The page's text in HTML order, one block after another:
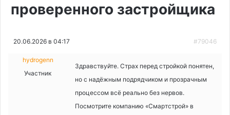
проверенного застройщика
20.06.2026 в 04:17 #79046
hydrogenn
Участник
Здравствуйте. Страх перед стройкой понятен,
но с надёжным подрядчиком и прозрачным
процессом всё реально без нервов.
Посмотрите компанию «Смартстрой» в